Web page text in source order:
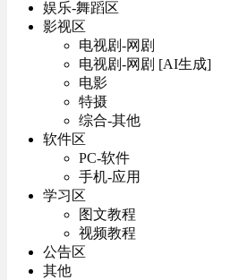
娱乐-舞蹈区
影视区
电视剧-网剧
电视剧-网剧 [AI生成]
电影
特摄
综合-其他
软件区
PC-软件
手机-应用
学习区
图文教程
视频教程
公告区
其他